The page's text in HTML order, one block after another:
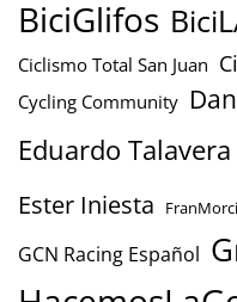
BiciGlifos
Ciclismo Total San Juan
Cycling Community
Eduardo Talavera
Ester Iniesta
GCN Racing Español